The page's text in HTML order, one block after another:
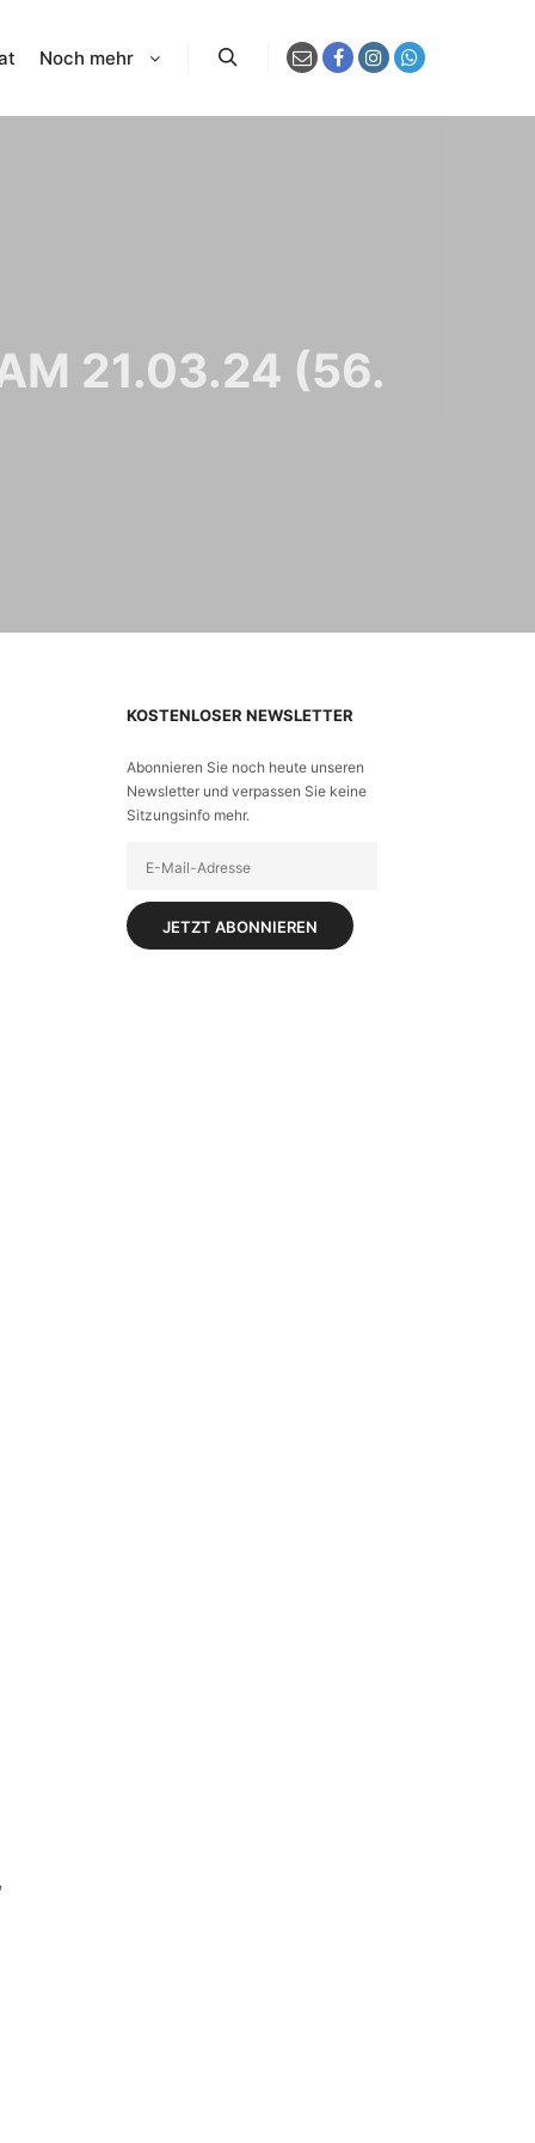
Noch mehr
21.03.24 (56.
KOSTENLOSER NEWSLETTER
Abonnieren Sie noch heute unseren
Newsletter und verpassen Sie keine
Sitzungsinfo mehr.